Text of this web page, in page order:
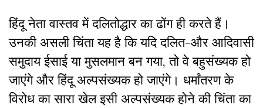
हिंदू नेता वास्तव में दलितोद्धार का ढोंग ही करते हैं।
उनकी असली चिंता यह है कि यदि दलित-और आदिवासी
समुदाय ईसाई या मुसलमान बन गया, तो वे बहुसंख्यक हो
जाएंगे और हिंदू अल्पसंख्यक हो जाएंगे। धर्मांतरण के
विरोध का सारा खेल इसी अल्पसंख्यक होने की चिंता का